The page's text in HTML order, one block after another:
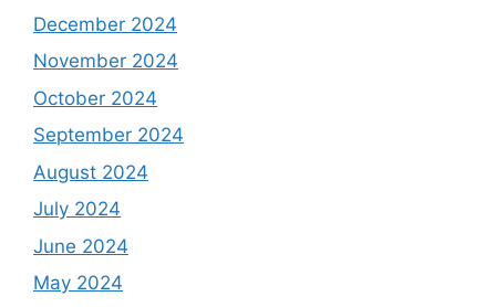
December 2024
November 2024
October 2024
September 2024
August 2024
July 2024
June 2024
May 2024